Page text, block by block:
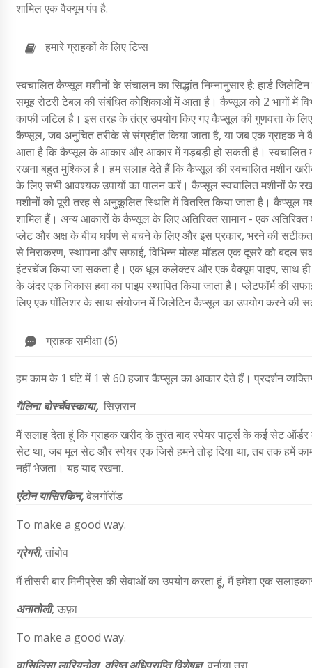
शामिल एक वैक्यूम पंप है.
हमारे ग्राहकों के लिए टिप्स
स्वचालित कैप्सूल मशीनों के संचालन का सिद्धांत निम्नानुसार है: हार्ड
समूह रोटरी टेबल की संबंधित कोशिकाओं में आता है। कैप्सूल को 2 भागों में
काफी जटिल है। इस तरह के तंत्र उपयोग किए गए कैप्सूल की गुणवत्ता के लिए
कैप्सूल, जब अनुचित तरीके से संग्रहीत किया जाता है, या जब एक ग्राहक ने
आता है कि कैप्सूल के आकार और आकार में गड़बड़ी हो सकती है। स्वचालित
रखना बहुत मुश्किल है। हम सलाह देते हैं कि कैप्सूल की स्वचालित मशीन
के लिए सभी आवश्यक उपायों का पालन करें। कैप्सूल स्वचालित मशीनों के
मशीनों को पूरी तरह से अनुकूलित स्थिति में वितरित किया जाता है।
शामिल हैं। अन्य आकारों के कैप्सूल के लिए अतिरिक्त सामान - एक
प्लेट और अक्ष के बीच घर्षण से बचने के लिए और इस प्रकार, भरने की
से निराकरण, स्थापना और सफाई, विभिन्न मोल्ड मॉडल एक दूसरे को बदल
इंटरचेंज किया जा सकता है। एक धूल कलेक्टर और एक वैक्यूम पाइप, साथ
के अंदर एक निकास हवा का पाइप स्थापित किया जाता है। प्लेटफॉर्म
लिए एक पॉलिशर के साथ संयोजन में जिलेटिन कैप्सूल का उपयोग करने की
ग्राहक समीक्षा (6)
हम काम के 1 घंटे में 1 से 60 हजार कैप्सूल का आकार देते हैं। प्रदर्शन
गैलिना बोर्स्चेवस्काया, सिज़रान
मैं सलाह देता हूं कि ग्राहक खरीद के तुरंत बाद स्पेयर पार्ट्स के कई सेट
सेट था, जब मूल सेट और स्पेयर एक जिसे हमने तोड़ दिया था, तब तक हमें काम
नहीं भेजता। यह याद रखना.
एंटोन यासिरकिन,बेलगॉरॉड
To make a good way.
ग्रेगरी,तांबोव
मैं तीसरी बार मिनीप्रेस की सेवाओं का उपयोग करता हूं, मैं हमेशा एक
अनातोली,ऊफ़ा
To make a good way.